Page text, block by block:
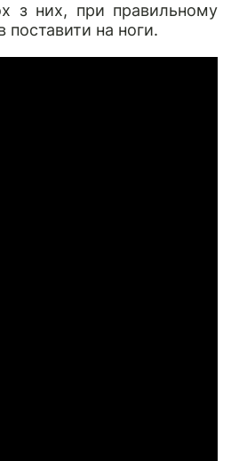
з них, при правильному
поставити на ноги.